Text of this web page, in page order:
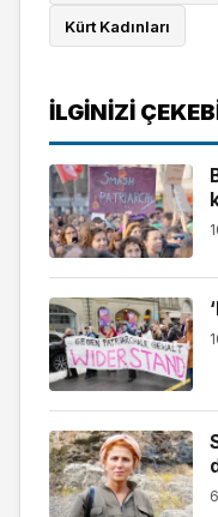
Kürt Kadınları
İLGINIZI